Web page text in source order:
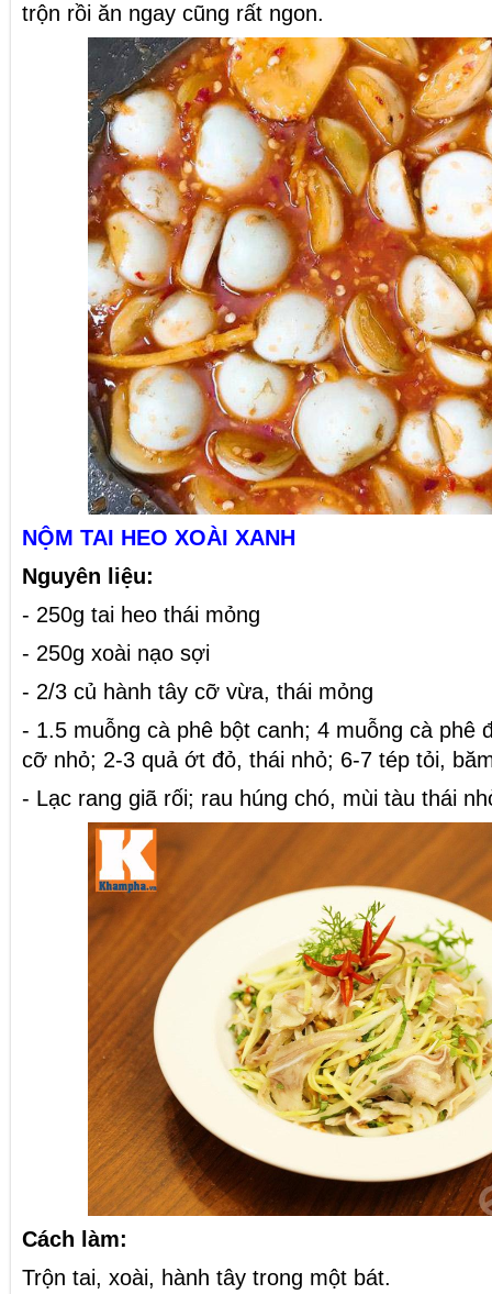
trộn rồi ăn ngay cũng rất ngon.
NỘM TAI HEO XOÀI XANH
Nguyên liệu:
- 250g tai heo thái mỏng
- 250g xoài nạo sợi
- 2/3 củ hành tây cỡ vừa, thái mỏng
- 1.5 muỗng cà phê bột canh; 4 muỗng cà phê
cỡ nhỏ; 2-3 quả ớt đỏ, thái nhỏ; 6-7 tép tỏi,
- Lạc rang giã rối; rau húng chó, mùi tàu thái
Cách làm:
Trộn tai, xoài, hành tây trong một bát.